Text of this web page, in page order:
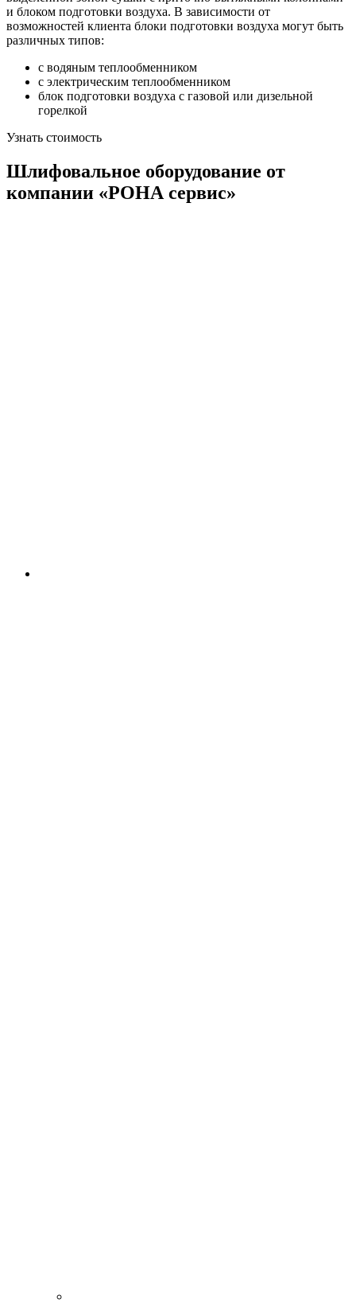
и блоком подготовки воздуха. В зависимости от
возможностей клиента блоки подготовки воздуха могут быть
различных типов:
с водяным теплообменником
с электрическим теплообменником
блок подготовки воздуха с газовой или дизельной
горелкой
Узнать стоимость
Шлифовальное оборудование от
компании «РОНА сервис»